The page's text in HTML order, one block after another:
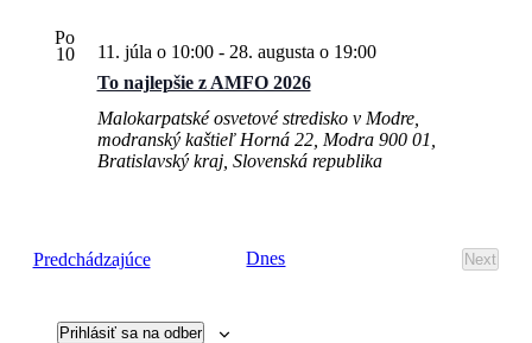
Po
10
To najlepšie z AMFO 2026
11. júla o 10:00- 28. augusta o 19:00
Malokarpatské osvetové stredisko v Modre,
modranský kaštieľ Horná 22, Modra 900 01,
Bratislavský kraj, Slovenská republika
PredchádzajúceUdalosti Dnes
Next
Prihlásiť sa na odber